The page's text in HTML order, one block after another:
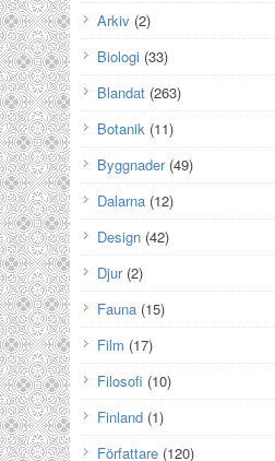
Arkiv (2)
Biologi (33)
Blandat (263)
Botanik (11)
Byggnader(49)
Dalarna (12)
Design (42)
Djur(2)
Fauna (15)
Film (17)
Filosofi (10)
Finland (1)
Författare (120)